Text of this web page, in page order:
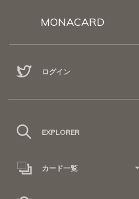
MONACARD
ログイン
EXPLORER
カード一覧